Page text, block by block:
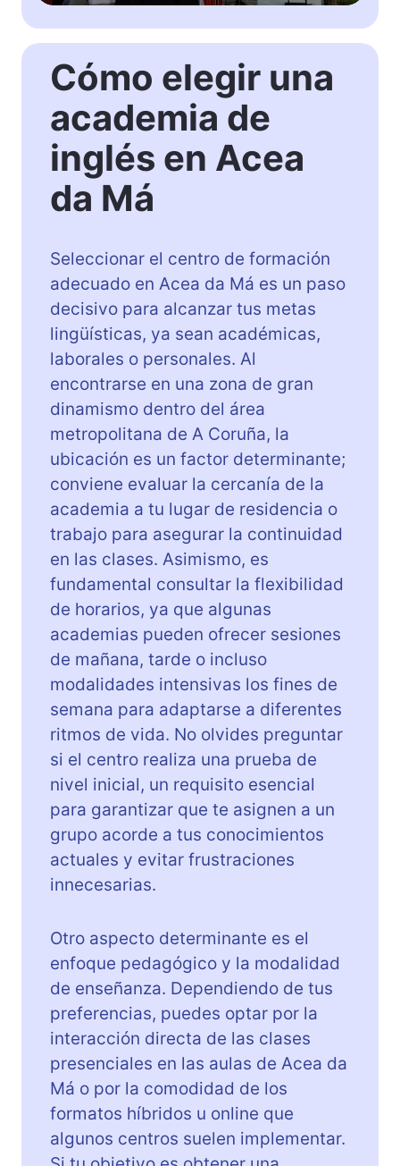
n
Cómo elegir una
academia de
inglés en Acea
da Má
Seleccionar el centro de formación
adecuado en Acea da Má es un paso
decisivo para alcanzar tus metas
lingüísticas, ya sean académicas,
laborales o personales. Al
encontrarse en una zona de gran
dinamismo dentro del área
metropolitana de A Coruña, la
ubicación es un factor determinante;
conviene evaluar la cercanía de la
academia a tu lugar de residencia o
trabajo para asegurar la continuidad
en las clases. Asimismo, es
fundamental consultar la flexibilidad
de horarios, ya que algunas
academias pueden ofrecer sesiones
de mañana, tarde o incluso
modalidades intensivas los fines de
semana para adaptarse a diferentes
ritmos de vida. No olvides preguntar
si el centro realiza una prueba de
nivel inicial, un requisito esencial
para garantizar que te asignen a un
grupo acorde a tus conocimientos
actuales y evitar frustraciones
innecesarias.
Otro aspecto determinante es el
enfoque pedagógico y la modalidad
de enseñanza. Dependiendo de tus
preferencias, puedes optar por la
interacción directa de las clases
presenciales en las aulas de Acea da
Má o por la comodidad de los
formatos híbridos u online que
algunos centros suelen implementar.